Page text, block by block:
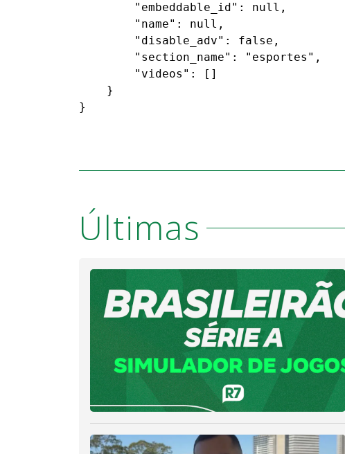
        "embeddable_id": null,
        "name": null,
        "disable_adv": false,
        "section_name": "esportes",
        "videos": []
    }
}
Últimas